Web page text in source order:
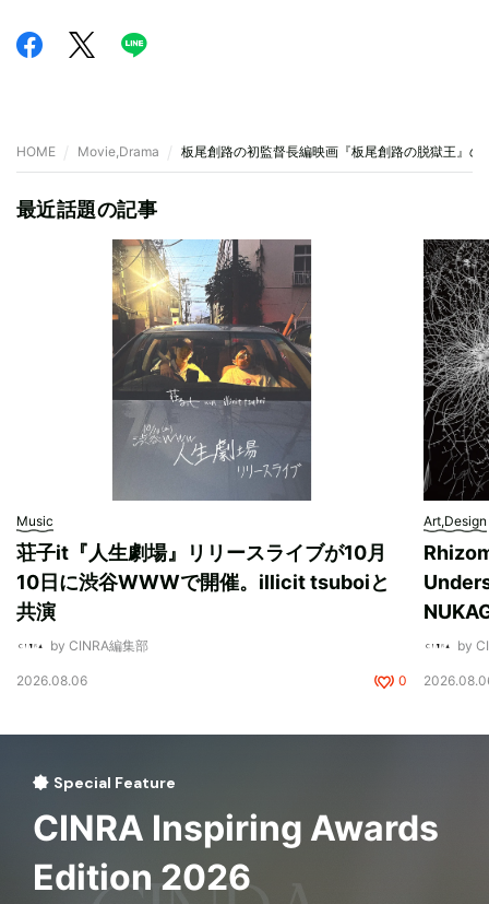
HOME Movie,Drama 板尾創路の初監督長編映画『板尾創路の脱獄王』の
最近話題の記事
Music
荘子it『人生劇場』リリースライブが10月
10日に渋谷WWWで開催。illicit tsuboiと
共演
by CINRA編集部
2026.08.06 0
Art,Design
by
Special Feature
CINRA Inspiring Awards
Edition 2026